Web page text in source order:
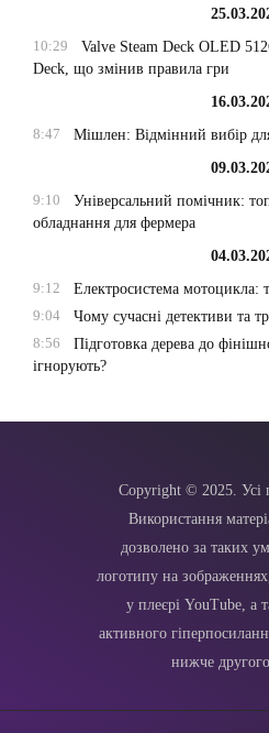
10:29
Valve Steam Deck OLED
Deck, що змінив правила гри
8:47
Мішлен: Відмінний вибір
9:10
Універсальний помічник:
обладнання для фермера
9:12
Електросистема мотоцикла:
9:04
Чому сучасні детективи та
8:56
Підготовка дерева до
ігнорують?
Copyright © 2025. Усі
Використання
дозволено за таких
логотипу на
у плеєрі YouTube, а
активного
нижче